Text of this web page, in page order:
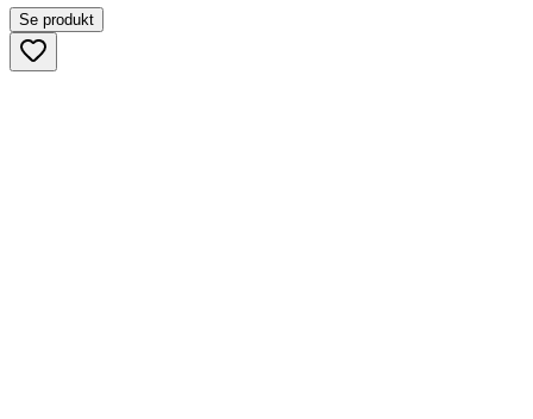
Se produkt